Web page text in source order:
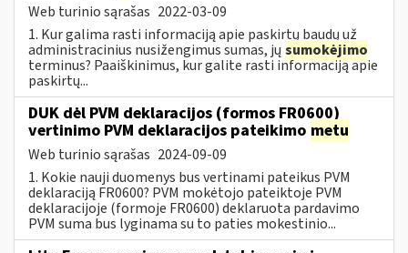
Web turinio sąrašas 2022-03-09
1. Kur galima rasti informaciją apie paskirtų baudų už
administracinius nusižengimus sumas, jų sumokėjimo
terminus? Paaiškinimus, kur galite rasti informaciją apie
paskirtų...
DUK dėl PVM deklaracijos (formos FR0600)
vertinimo PVM deklaracijos pateikimo metu
Web turinio sąrašas 2024-09-09
1. Kokie nauji duomenys bus vertinami pateikus PVM
deklaraciją FR0600? PVM mokėtojo pateiktoje PVM
deklaracijoje (formoje FR0600) deklaruota pardavimo
PVM suma bus lyginama su to paties mokestinio...